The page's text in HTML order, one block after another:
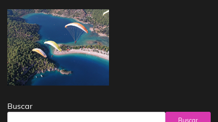
Buscar
Buscar